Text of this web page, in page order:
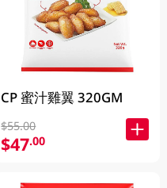
CP 蜜汁雞翼 320GM
$55.00
$47.00